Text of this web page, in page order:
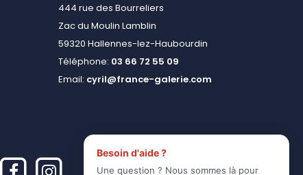
444 rue des Bourreliers
Zac du Moulin Lamblin
59320 Hallennes-lez-Haubourdin
Téléphone: 03 66 72 55 09
Email: cyril@france-galerie.com
Besoin d'aide ?
Une question ? Nous sommes là pour